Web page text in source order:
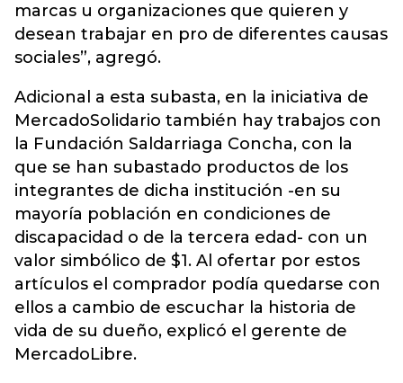
marcas u organizaciones que quieren y
desean trabajar en pro de diferentes causas
sociales”, agregó.
Adicional a esta subasta, en la iniciativa de
MercadoSolidario también hay trabajos con
la Fundación Saldarriaga Concha, con la
que se han subastado productos de los
integrantes de dicha institución -en su
mayoría población en condiciones de
discapacidad o de la tercera edad- con un
valor simbólico de $1. Al ofertar por estos
artículos el comprador podía quedarse con
ellos a cambio de escuchar la historia de
vida de su dueño, explicó el gerente de
MercadoLibre.